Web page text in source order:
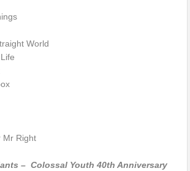
World
Mr Right
– Colossal Youth 40th Anniversary